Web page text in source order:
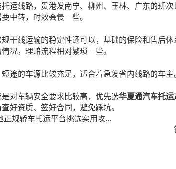
运线路，贵港发南宁、柳州、玉林、广东的班
中转，时效会慢一些。
干线运输的稳定性还可以，基础的保险和售后
况，理赔流程相对繁琐一些。
途的车源比较充足，适合着急发省内线路的车
对车辆安全要求比较高，优先选华夏通汽车托运
好资质、签好合同，避免踩坑。
规轿车托运平台挑选实用攻...